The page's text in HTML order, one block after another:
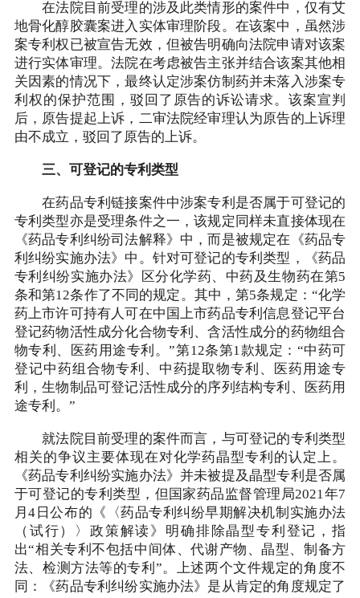
在法院目前受理的涉及此类情形的案件中，仅有艾
地骨化醇胶囊案进入实体审理阶段。在该案中，虽然涉
案专利权已被宣告无效，但被告明确向法院申请对该案
进行实体审理。法院在考虑被告主张并结合该案其他相
关因素的情况下，最终认定涉案仿制药并未落入涉案专
利权的保护范围，驳回了原告的诉讼请求。该案宣判
后，原告提起上诉，二审法院经审理认为原告的上诉理
由不成立，驳回了原告的上诉。
三、可登记的专利类型
在药品专利链接案件中涉案专利是否属于可登记的
专利类型亦是受理条件之一，该规定同样未直接体现在
《药品专利纠纷司法解释》中，而是被规定在《药品专
利纠纷实施办法》中。针对可登记的专利类型，《药品
专利纠纷实施办法》区分化学药、中药及生物药在第5
条和第12条作了不同的规定。其中，第5条规定：“化学
药上市许可持有人可在中国上市药品专利信息登记平台
登记药物活性成分化合物专利、含活性成分的药物组合
物专利、医药用途专利。”第12条第1款规定：“中药可
登记中药组合物专利、中药提取物专利、医药用途专
利，生物制品可登记活性成分的序列结构专利、医药用
途专利。”
就法院目前受理的案件而言，与可登记的专利类型
相关的争议主要体现在对化学药晶型专利的认定上。
《药品专利纠纷实施办法》并未被提及晶型专利是否属
于可登记的专利类型，但国家药品监督管理局2021年7
月4日公布的《〈药品专利纠纷早期解决机制实施办法
（试行）〉政策解读》明确排除晶型专利登记，指
出“相关专利不包括中间体、代谢产物、晶型、制备方
法、检测方法等的专利”。上述两个文件规定的角度不
同：《药品专利纠纷实施办法》是从肯定的角度规定了